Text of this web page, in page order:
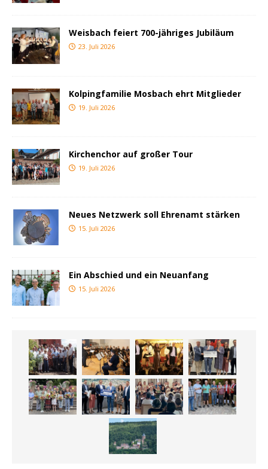
Weisbach feiert 700-jähriges Jubiläum
23. Juli 2026
Kolpingfamilie Mosbach ehrt Mitglieder
19. Juli 2026
Kirchenchor auf großer Tour
19. Juli 2026
Neues Netzwerk soll Ehrenamt stärken
15. Juli 2026
Ein Abschied und ein Neuanfang
15. Juli 2026